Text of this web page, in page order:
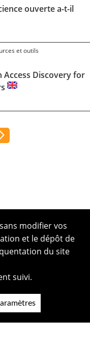
ouverte a-t-il
et outils
Access Discovery for
modifier vos
et le dépôt de
du site
suivi.